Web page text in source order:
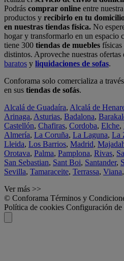
Podrás comprar online entre
productos y recibirlo en tu
en nuestras tiendas física. No
hogar y transformarlo en un espacio
tiene 300 tiendas de muebles físicas
distintos. Aproveche nuestras ofertas
baratos y liquidaciones de sofas.
Conforama solo comercializa a
en sus tiendas de sofás.
Alcalá de Guadaíra, Alcalá de
Arinaga, Asturias, Badalona,
Castellón, Chafiras, Cordoba, Elche,
Almería, La Coruña, La Laguna, La
Lleida, Los Barrios, Madrid,
Orotava, Palma, Pamplona, Rivas,
San Sebastian, Sant Boi, Santander,
Sevilla, Tamaraceite, Terrassa, Viana,
Ver más >>
© Conforama Términos y
Política de cookies Configuración de